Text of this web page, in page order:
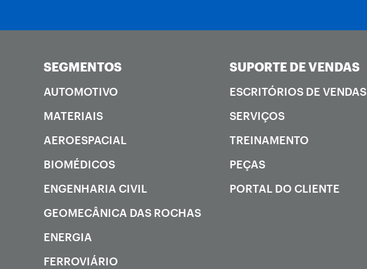
SEGMENTOS
AUTOMOTIVO
MATERIAIS
AEROESPACIAL
BIOMÉDICOS
ENGENHARIA CIVIL
GEOMECÂNICA DAS ROCHAS
ENERGIA
FERROVIÁRIO
SUPORTE DE VENDAS
ESCRITÓRIOS DE VENDAS
SERVIÇOS
TREINAMENTO
PEÇAS
PORTAL DO CLIENTE